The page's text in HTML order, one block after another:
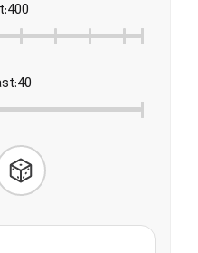
:400
:40